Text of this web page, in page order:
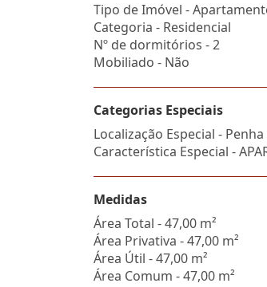
Tipo de Imóvel -
Categoria - Residencial
Nº de dormitórios - 2
Mobiliado - Não
Categorias Especiais
Localização Especial - Penha
Característica Especial -
Medidas
Área Total - 47,00 m²
Área Privativa - 47,00 m²
Área Útil - 47,00 m²
Área Comum - 47,00 m²